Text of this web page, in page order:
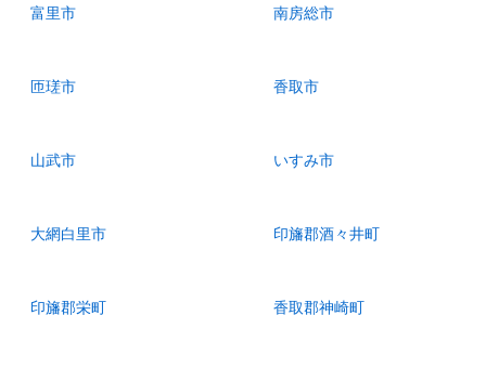
富里市 南房総市
匝瑳市 香取市
山武市 いすみ市
大網白里市 印旛郡酒々井町
印旛郡栄町 香取郡神崎町